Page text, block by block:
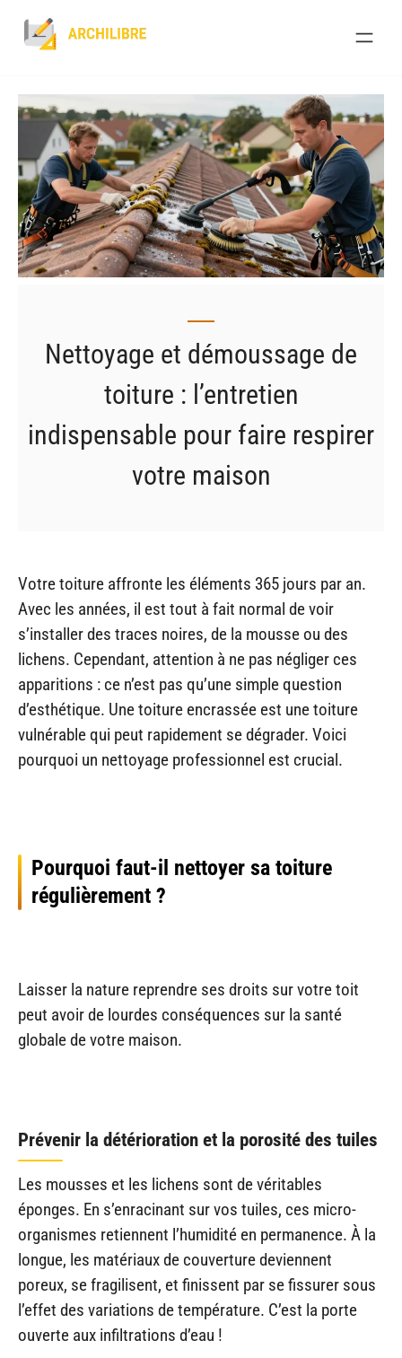
Nettoyage et démoussage de
toiture : l’entretien
indispensable pour faire respirer
votre maison
Votre toiture affronte les éléments 365 jours par an.
Avec les années, il est tout à fait normal de voir
s’installer des traces noires, de la mousse ou des
lichens. Cependant, attention à ne pas négliger ces
apparitions : ce n’est pas qu’une simple question
d’esthétique. Une toiture encrassée est une toiture
vulnérable qui peut rapidement se dégrader. Voici
pourquoi un nettoyage professionnel est crucial.
Pourquoi faut-il nettoyer sa toiture
régulièrement ?
Laisser la nature reprendre ses droits sur votre toit
peut avoir de lourdes conséquences sur la santé
globale de votre maison.
Prévenir la détérioration et la porosité des tuiles
Les mousses et les lichens sont de véritables
éponges. En s’enracinant sur vos tuiles, ces micro-
organismes retiennent l’humidité en permanence. À la
longue, les matériaux de couverture deviennent
poreux, se fragilisent, et finissent par se fissurer sous
l’effet des variations de température. C’est la porte
ouverte aux infiltrations d’eau !